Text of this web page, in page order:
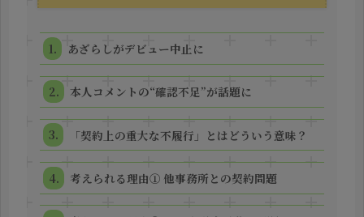
あざらしがデビュー中止に
本人コメントの“確認不足”が話題に
「契約上の重大な不履行」とはどういう意味？
考えられる理由① 他事務所との契約問題